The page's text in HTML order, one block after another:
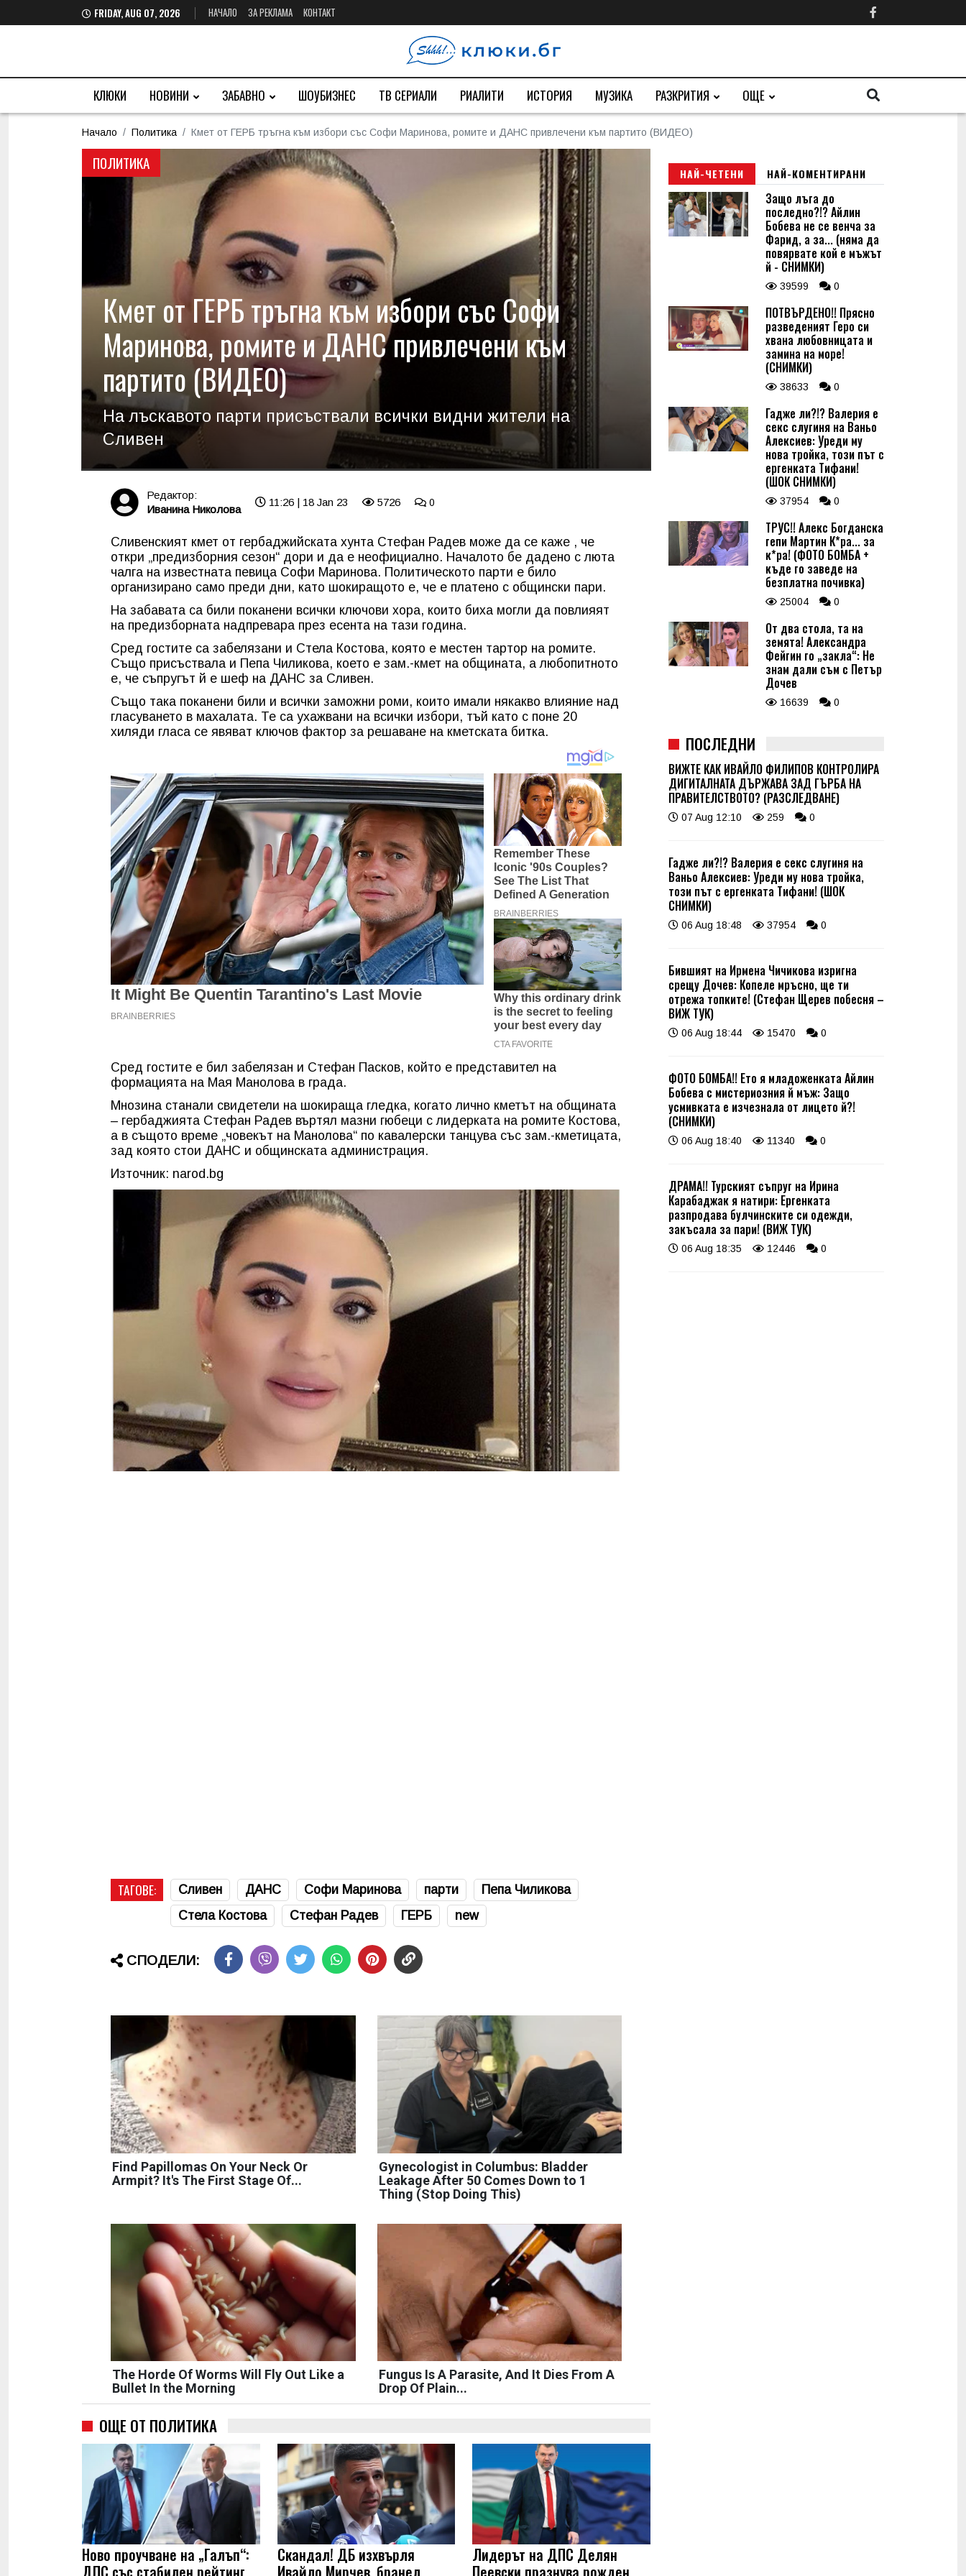
FRIDAY, AUG 07, 2026 НАЧАЛО ЗА РЕКЛАМА КОНТАКТ
КЛЮКИ НОВИНИ ЗАБАВНО ШОУБИЗНЕС ТВ СЕРИАЛИ РИАЛИТИ ИСТОРИЯ МУЗИКА РАЗКРИТИЯ ОЩЕ
Начало Политика Кмет от ГЕРБ тръгна към избори със Софи Маринова, ромите и ДАНС привлечени към партито (ВИДЕО)
ПОЛИТИКА
Кмет от ГЕРБ тръгна към избори със Софи
Маринова, ромите и ДАНС привлечени към
партито (ВИДЕО)
На лъскавото парти присъствали всички видни жители на
Сливен
Редактор:
Иванина Николова
11:26 | 18 Jan 23 5726 0
Сливенският кмет от гербаджийската хунта Стефан Радев може да се каже , че
откри „предизборния сезон“ дори и да е неофициално. Началото бе дадено с люта
чалга на известната певица Софи Маринова. Политическото парти е било
организирано само преди дни, като шокиращото е, че е платено с общински пари.
На забавата са били поканени всички ключови хора, които биха могли да повлияят
на предизборната надпревара през есента на тази година.
Сред гостите са забелязани и Стела Костова, която е местен тартор на ромите.
Също присъствала и Пепа Чиликова, което е зам.-кмет на общината, а любопитното
е, че съпругът й е шеф на ДАНС за Сливен.
Също така поканени били и всички заможни роми, които имали някакво влияние над
гласуването в махалата. Те са ухажвани на всички избори, тъй като с поне 20
хиляди гласа се явяват ключов фактор за решаване на кметската битка.
Сред гостите е бил забелязан и Стефан Пасков, който е представител на
формацията на Мая Манолова в града.
Мнозина станали свидетели на шокираща гледка, когато лично кметът на общината
– гербаджията Стефан Радев въртял мазни гюбеци с лидерката на ромите Костова,
а в същото време „човекът на Манолова“ по кавалерски танцува със зам.-кметицата,
зад която стои ДАНС и общинската администрация.
Източник: narod.bg
ТАГОВЕ: Сливен ДАНС Софи Маринова парти
Пепа Чиликова
Стела Костова
Стефан Радев ГЕРБ new
СПОДЕЛИ:
Find Papillomas On Your Neck Or
Armpit? It's The First Stage Of...
Gynecologist in Columbus: Bladder
Leakage After 50 Comes Down to 1
Thing (Stop Doing This)
The Horde Of Worms Will Fly Out Like a
Bullet In the Morning
Fungus Is A Parasite, And It Dies From A
Drop Of Plain...
ОЩЕ ОТ ПОЛИТИКА
Ново проучване на „Галъп“:
ДПС със стабилен рейтинг,
Скандал! ДБ изхвърля
Ивайло Мирчев, бранел
Лидерът на ДПС Делян
Пеевски празнува рожден
НАЙ-ЧЕТЕНИ НАЙ-КОМЕНТИРАНИ
Защо лъга до
последно?!? Айлин
Бобева не се венча за
Фарид, а за... (няма да
повярвате кой е мъжът
й - СНИМКИ)
39599 0
ПОТВЪРДЕНО!! Прясно
разведеният Геро си
хвана любовницата и
замина на море!
(СНИМКИ)
38633 0
Гадже ли?!? Валерия е
секс слугиня на Ваньо
Алексиев: Уреди му
нова тройка, този път с
ергенката Тифани!
(ШОК СНИМКИ)
37954 0
ТРУС!! Алекс Богданска
гепи Мартин К*ра... за
к*ра! (ФОТО БОМБА +
къде го заведе на
безплатна почивка)
25004 0
От два стола, та на
земята! Александра
Фейгин го „закла“: Не
знам дали съм с Петър
Дочев
16639 0
ПОСЛЕДНИ
ВИЖТЕ КАК ИВАЙЛО ФИЛИПОВ КОНТРОЛИРА
ДИГИТАЛНАТА ДЪРЖАВА ЗАД ГЪРБА НА
ПРАВИТЕЛСТВОТО? (РАЗСЛЕДВАНЕ)
07 Aug 12:10 259 0
Гадже ли?!? Валерия е секс слугиня на
Ваньо Алексиев: Уреди му нова тройка,
този път с ергенката Тифани! (ШОК
СНИМКИ)
06 Aug 18:48 37954 0
Бившият на Ирмена Чичикова изригна
срещу Дочев: Копеле мръсно, ще ти
отрежа топките! (Стефан Щерев побесня –
ВИЖ ТУК)
06 Aug 18:44 15470 0
ФОТО БОМБА!! Ето я младоженката Айлин
Бобева с мистериозния й мъж: Защо
усмивката е изчезнала от лицето й?!
(СНИМКИ)
06 Aug 18:40 11340 0
ДРАМА!! Турският съпруг на Ирина
Карабаджак я натири: Ергенката
разпродава булчинските си одежди,
закъсала за пари! (ВИЖ ТУК)
06 Aug 18:35 12446 0